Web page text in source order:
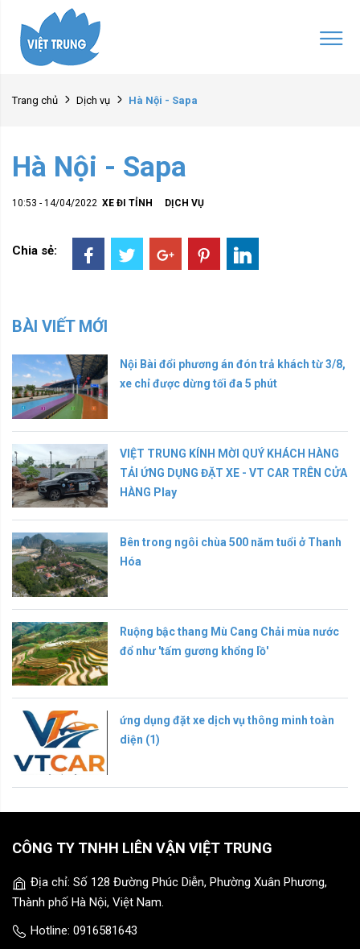
Trang chủ Dịch vụ Hà Nội - Sapa
Hà Nội - Sapa
10:53 - 14/04/2022 XE ĐI TỈNH DỊCH VỤ
Chia sẻ:
BÀI VIẾT MỚI
Nội Bài đổi phương án đón trả khách từ 3/8,
xe chỉ được dừng tối đa 5 phút
VIỆT TRUNG KÍNH MỜI QUÝ KHÁCH HÀNG
TẢI ỨNG DỤNG ĐẶT XE - VT CAR TRÊN CỬA
HÀNG Play
Bên trong ngôi chùa 500 năm tuổi ở Thanh
Hóa
Ruộng bậc thang Mù Cang Chải mùa nước
đổ như 'tấm gương khổng lồ'
ứng dụng đặt xe dịch vụ thông minh toàn
diện (1)
CÔNG TY TNHH LIÊN VẬN VIỆT TRUNG
Địa chỉ: Số 128 Đường Phúc Diễn, Phường Xuân Phương,
Thành phố Hà Nội, Việt Nam.
Hotline: 0916581643